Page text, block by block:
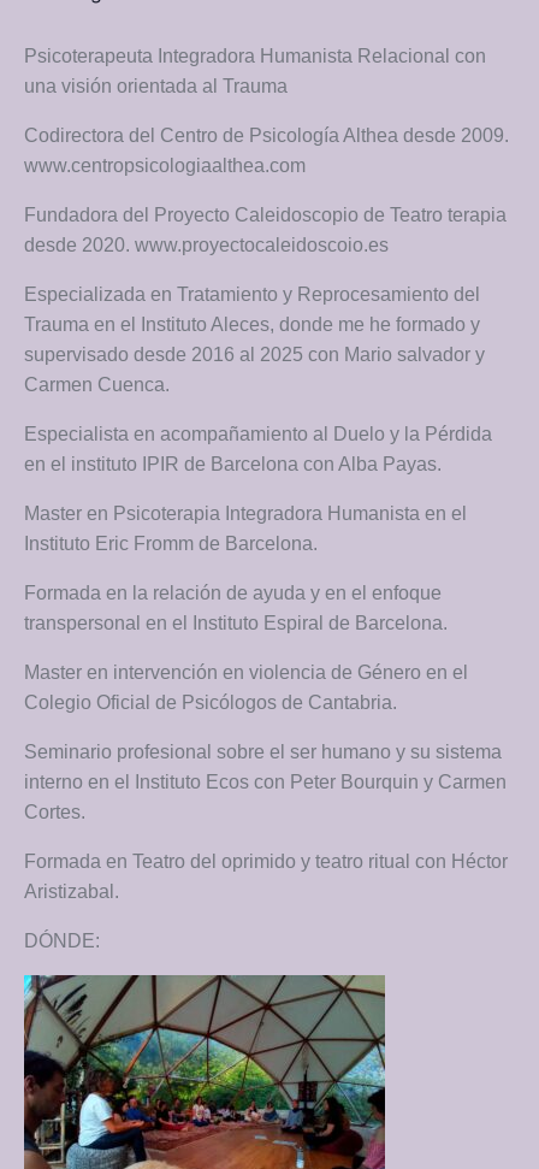
Psicoterapeuta Integradora Humanista Relacional con
una visión orientada al Trauma
Codirectora del Centro de Psicología Althea desde 2009.
www.centropsicologiaalthea.com
Fundadora del Proyecto Caleidoscopio de Teatro terapia
desde 2020. www.proyectocaleidoscoio.es
Especializada en Tratamiento y Reprocesamiento del
Trauma en el Instituto Aleces, donde me he formado y
supervisado desde 2016 al 2025 con Mario salvador y
Carmen Cuenca.
Especialista en acompañamiento al Duelo y la Pérdida
en el instituto IPIR de Barcelona con Alba Payas.
Master en Psicoterapia Integradora Humanista en el
Instituto Eric Fromm de Barcelona.
Formada en la relación de ayuda y en el enfoque
transpersonal en el Instituto Espiral de Barcelona.
Master en intervención en violencia de Género en el
Colegio Oficial de Psicólogos de Cantabria.
Seminario profesional sobre el ser humano y su sistema
interno en el Instituto Ecos con Peter Bourquin y Carmen
Cortes.
Formada en Teatro del oprimido y teatro ritual con Héctor
Aristizabal.
DÓNDE: